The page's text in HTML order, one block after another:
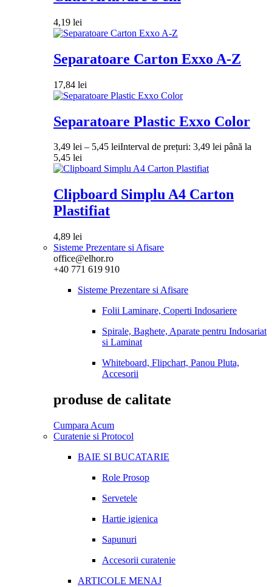
4,19 lei
Separatoare Carton Exxo A-Z
17,84 lei
Separatoare Plastic Exxo Color
3,49 lei – 5,45 leiInterval de prețuri: 3,49 lei până la
5,45 lei
Clipboard Simplu A4 Carton
Plastifiat
4,89 lei
Sisteme Prezentare si Afisare
office@elhor.ro
+40 771 619 910
Sisteme Prezentare si Afisare
Folii Laminare, Coperti Indosariere
Spirale, Baghete, Aparate pentru Indosariat
si Laminat
Whiteboard, Flipchart, Panou Pluta,
Accesorii
produse de calitate
Cumpara Acum
Curatenie si Protocol
BAIE SI BUCATARIE
Role Prosop
Servetele
Hartie igienica
Sapunuri
Accesorii curatenie
ARTICOLE MENAJ